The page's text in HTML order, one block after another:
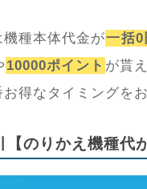
種本体代金が一括0
10000ポイント が貰
得なタイミングを
のりかえ機種代